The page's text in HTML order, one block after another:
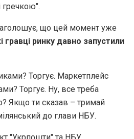
гречкою".
що цей момент уже
гравці ринку давно запустили
Торгує. Маркетплейс
Торгує. Ну, все треба
Якщо ти сказав – тримай
до глави НБУ.